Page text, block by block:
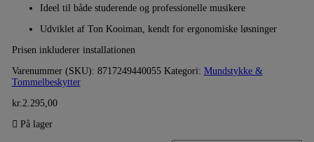
Ideel til både studerende og professionelle musikere
Udviklet af Ton Kooiman, kendt for ergonomiske løsninger
Prisen inkluderer installationen
Varenummer (SKU): 8717249440055 Kategori: Mundstykke &
Tommelbeskytter
kr.2.295,00
På lager